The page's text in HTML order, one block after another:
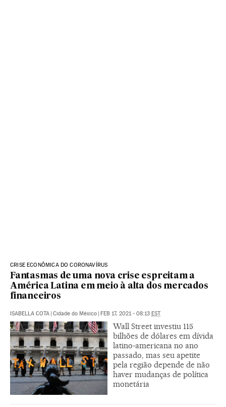
CRISE ECONÔMICA DO CORONAVÍRUS
Fantasmas de uma nova crise espreitam a
América Latina em meio à alta dos mercados
financeiros
ISABELLA COTA Cidade do México FEB 17, 2021 - 08:13 EST
Wall Street investiu 115
bilhões de dólares em dívida
latino-americana no ano
passado, mas seu apetite
pela região depende de não
haver mudanças de política
monetária